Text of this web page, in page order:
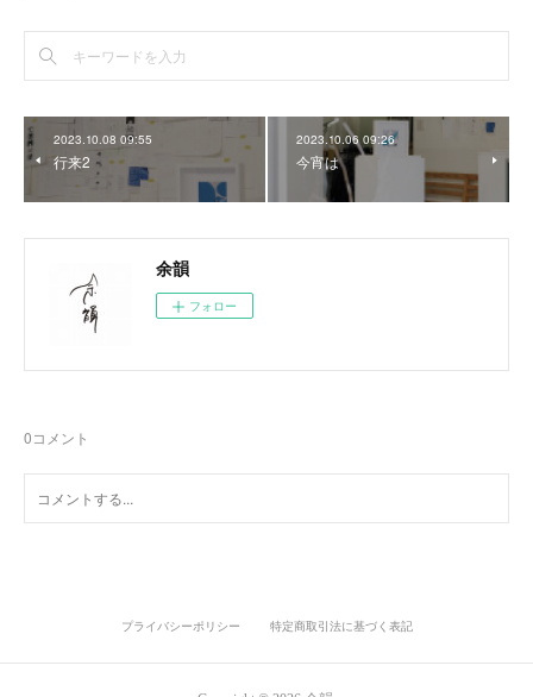
2023.10.08 09:55
行来2
2023.10.06 09:26
今宵は
余韻
フォロー
0コメント
プライバシーポリシー 特定商取引法に基づく表記